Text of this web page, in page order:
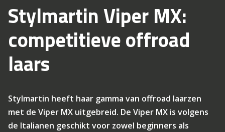
Stylmartin Viper MX:
competitieve offroad
laars
Stylmartin heeft haar gamma van offroad laarzen
met de Viper MX uitgebreid. De Viper MX is volgens
de Italianen geschikt voor zowel beginners als